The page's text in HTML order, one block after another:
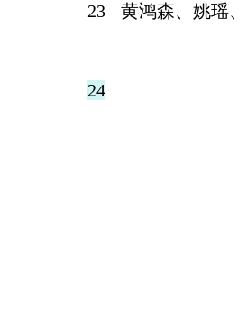
23 黄鸿森、姚瑶
24